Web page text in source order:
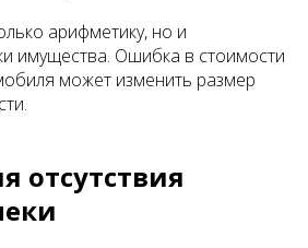
арифметику, но и
имущества. Ошибка в стоимости
может изменить размер
отсутствия